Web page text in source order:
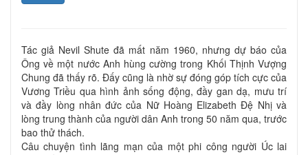
Tác giả Nevil Shute đã mất năm 1960, nhưng dự báo của
Ông về một nước Anh hùng cường trong Khối Thịnh Vượng
Chung đã thấy rõ. Đấy cũng là nhờ sự đóng góp tích cực của
Vương Triều qua hình ảnh sống động, đầy gan dạ, mưu trí
và đầy lòng nhân đức của Nữ Hoàng Elizabeth Đệ Nhị và
lòng trung thành của người dân Anh trong 50 năm qua, trước
bao thử thách.
Câu chuyện tình lãng mạn của một phi công người Úc lai